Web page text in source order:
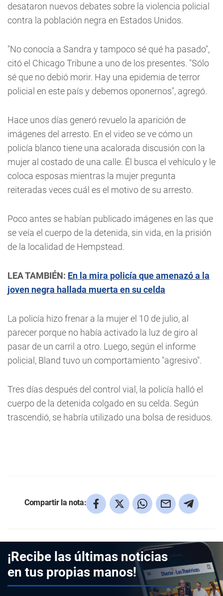
desataron nuevos debates sobre la violencia policial
contra la población negra en Estados Unidos.
"No conocía a Sandra y tampoco sé qué ha pasado",
citó el Chicago Tribune a uno de los presentes. "Sólo
sé que no debió morir. Hay una epidemia de terror
policial en este país y debemos oponernos", agregó.
Hace unos días generó revuelo la aparición de
imágenes del arresto. En el video se ve cómo un
policía blanco tiene una acalorada discusión con la
mujer al costado de una calle. Él busca el vehículo y le
coloca esposas mientras la mujer pregunta
reiteradas veces cuál es el motivo de su arresto.
Poco antes se habían publicado imágenes en las que
se veía el cuerpo de la detenida, sin vida, en la prisión
de la localidad de Hempstead.
LEA TAMBIÉN: En la mira policía que amenazó a la
joven negra hallada muerta en su celda
La policía hizo frenar a la mujer el 10 de julio, al
parecer porque no había activado la luz de giro al
pasar de un carril a otro. Luego, según el informe
policial, Bland tuvo un comportamiento "agresivo".
Tres días después del control vial, la policía halló el
cuerpo de la detenida colgado en su celda. Según
trascendió, se habría utilizado una bolsa de residuos.
Compartir la nota:
¡Recibe las últimas noticias
en tus propias manos!